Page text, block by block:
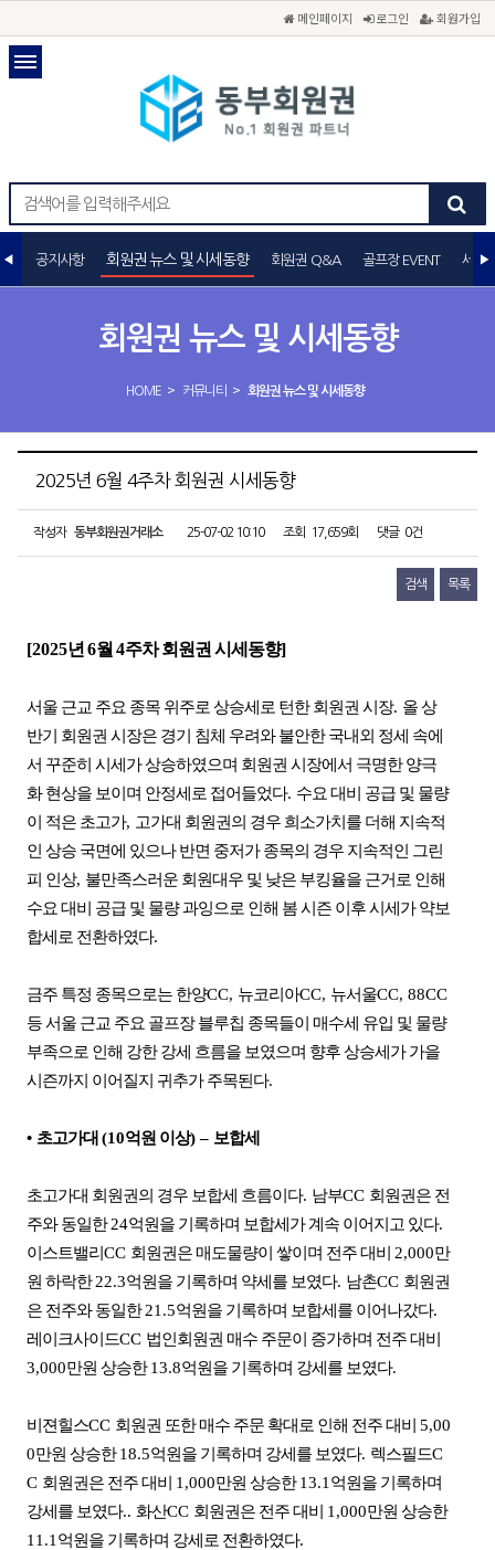
메인페이지 로그인 회원가입
회원권 뉴스 및 시세동향
HOME > 커뮤니티 > 회원권 뉴스 및 시세동향
공지사항 회원권 뉴스 및 시세동향 회원권 Q&A 골프장 EVENT 세무
2025년 6월 4주차 회원권 시세동향
작성자 동부회원권거래소 25-07-02 10:10 조회 17,659회 댓글 0건
검색 목록
[2025년 6월 4주차 회원권 시세동향]
서울 근교 주요 종목 위주로 상승세로 턴한 회원권 시장. 올 상
반기 회원권 시장은 경기 침체 우려와 불안한 국내외 정세 속에
서 꾸준히 시세가 상승하였으며 회원권 시장에서 극명한 양극
화 현상을 보이며 안정세로 접어들었다. 수요 대비 공급 및 물량
이 적은 초고가, 고가대 회원권의 경우 희소가치를 더해 지속적
인 상승 국면에 있으나 반면 중저가 종목의 경우 지속적인 그린
피 인상, 불만족스러운 회원대우 및 낮은 부킹율을 근거로 인해
수요 대비 공급 및 물량 과잉으로 인해 봄 시즌 이후 시세가 약보
합세로 전환하였다.
금주 특정 종목으로는 한양CC, 뉴코리아CC, 뉴서울CC, 88CC
등 서울 근교 주요 골프장 블루칩 종목들이 매수세 유입 및 물량
부족으로 인해 강한 강세 흐름을 보였으며 향후 상승세가 가을
시즌까지 이어질지 귀추가 주목된다.
• 초고가대 (10억원 이상)– 보합세
초고가대 회원권의 경우 보합세 흐름이다. 남부CC 회원권은 전
주와 동일한24억원을 기록하며 보합세가 계속 이어지고 있다.
이스트밸리 CC 회원권은 매도물량이 쌓이며 전주 대비 2,000만
원 하락한22.3억원을 기록하며 약세를 보였다. 남촌CC 회원권
은 전주와 동일한21.5억원을 기록하며 보합세를 이어나갔다.
레이크사이드CC 법인회원권 매수 주문이 증가하며 전주 대비
3,000만원 상승한13.8억원을 기록하며 강세를 보였다.
비젼힐스CC 회원권 또한 매수 주문 확대로 인해 전주 대비 5,00
0만원 상승한18.5억원을 기록하며 강세를 보였다. 렉스필드C
C 회원권은 전주 대비 1,000만원 상승한13.1 억원을 기록하며
강세를 보였다.. 화산CC 회원권은 전주 대비 1,000만원 상승한
11.1 억원을 기록하며 강세로 전환하였다.